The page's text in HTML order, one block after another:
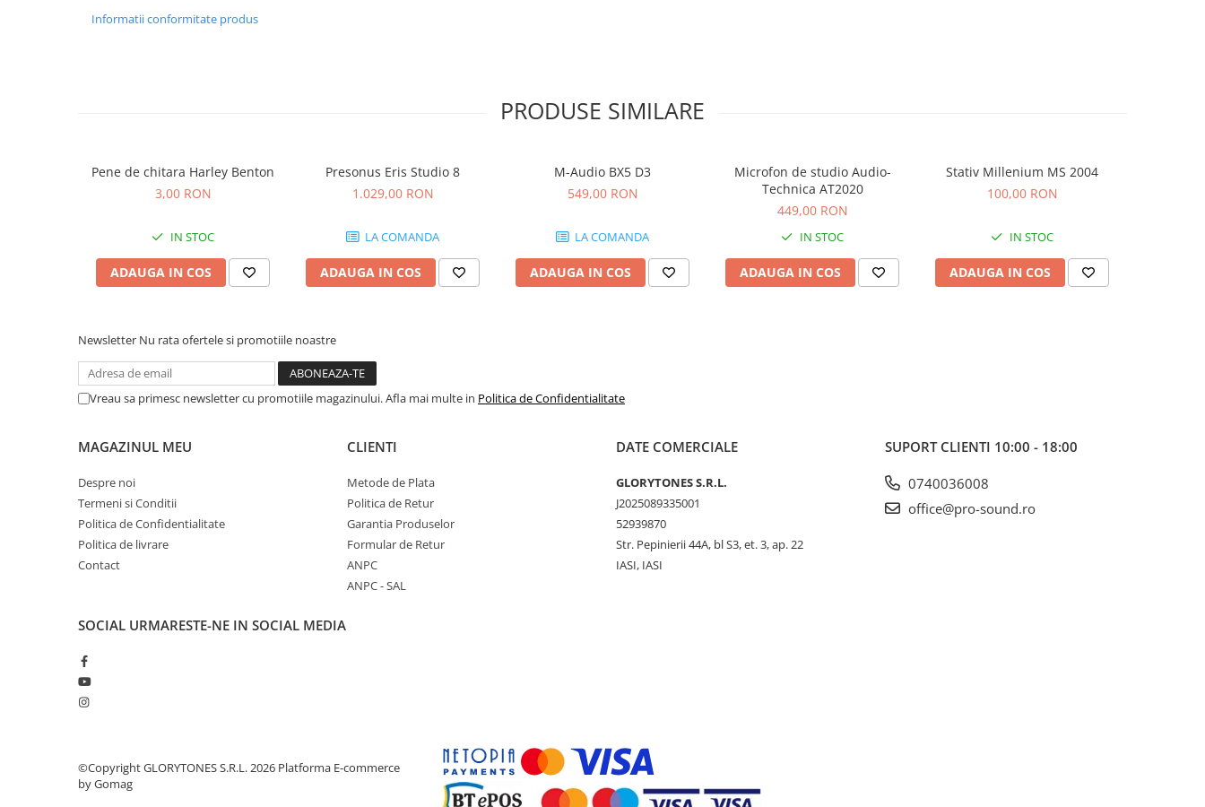
Par Led si Pinspot
Instrumente Muzicale
Chitare si bass
Instrumente cu arcus
Instrumente de percutie
Instrumente de suflat
Instrumente si jucarii pentru copii
Accesorii DJ
Accesorii Pick-up si Vinyl
Case-uri DJ
CD Playere DJ
Controllere MIDI - USB DAW
Samplere si controllere
Cabluri si conectori
Cabluri adaptoare, cabluri Y
Informatii conformitate produs
PRODUSE SIMILARE
Pene de chitara Harley Benton
3,00 RON
IN STOC
ADAUGA IN COS
Presonus Eris Studio 8
1.029,00 RON
LA COMANDA
ADAUGA IN COS
M-Audio BX5 D3
549,00 RON
LA COMANDA
ADAUGA IN COS
Microfon de studio Audio-
Technica AT2020
449,00 RON
IN STOC
ADAUGA IN COS
Stativ Millenium MS 2004
100,00 RON
IN STOC
ADAUGA IN COS
Newsletter Nu rata ofertele si promotiile noastre
Vreau sa primesc newsletter cu promotiile magazinului. Afla mai multe in Politica de Confidentialitate
MAGAZINUL MEU
Despre noi
Termeni si Conditii
Politica de Confidentialitate
Politica de livrare
Contact
CLIENTI
Metode de Plata
Politica de Retur
Garantia Produselor
Formular de Retur
ANPC
ANPC - SAL
DATE COMERCIALE
GLORYTONES S.R.L.
J2025089335001
52939870
Str. Pepinierii 44A, bl S3, et. 3, ap. 22
IASI, IASI
SUPORT CLIENTI 10:00 - 18:00
0740036008
office@pro-sound.ro
SOCIAL URMARESTE-NE IN SOCIAL MEDIA
©Copyright GLORYTONES S.R.L. 2026 Platforma E-commerce
by Gomag